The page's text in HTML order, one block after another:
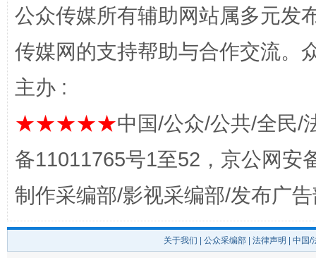
公平竞争审查“十大案例”出炉！ 一纸欠
公众传媒所有辅助网站属多元发
传媒网的支持帮助与合作交流。
主办 :
★★★★★中国/公众/公共/全民/
备11011765号1至52，京公网安
制作采编部/影视采编部/发布广
关于我们 公众采编部 法律声明 | 中国